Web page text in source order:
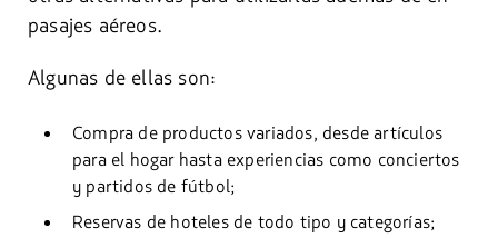
pasajes aéreos.
Algunas de ellas son:
Compra de productos variados, desde artículos
para el hogar hasta experiencias como conciertos
y partidos de fútbol;
Reservas de hoteles de todo tipo y categorías;